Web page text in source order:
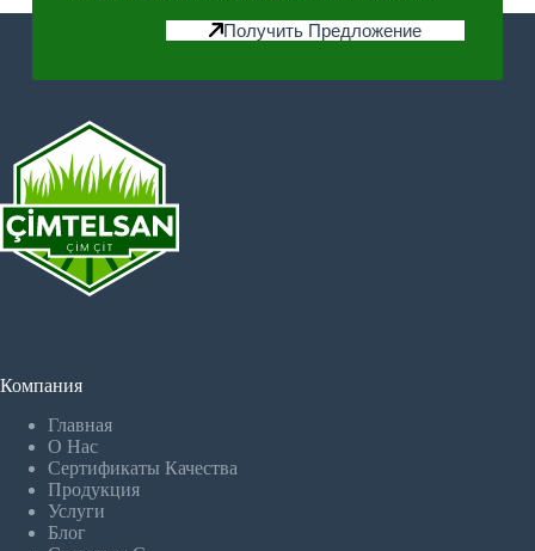
Получить Предложение
Компания
Главная
О Hас
Сертификаты Качества
Продукция
Услуги
Блог